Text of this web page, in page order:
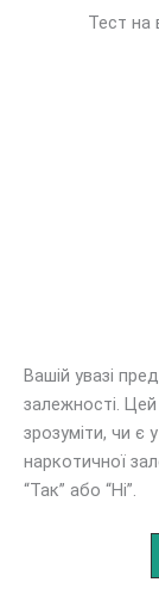
Тест на
Вашій увазі
залежності.
зрозуміти, чи є
наркотичної
“Так” або “Ні”.